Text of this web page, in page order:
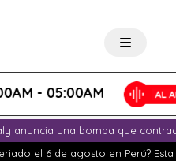
- 05:00AM
anuncia una bomba que
el 6 de agosto en Perú?